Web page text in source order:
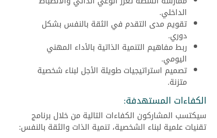
الداخلي.
تقويم مدى التقدم في الثقة بالنفس بشكل
دوري.
ربط مفاهيم التنمية الذاتية بالأداء المهني
اليومي.
تصميم استراتيجيات طويلة الأجل لبناء شخصية
متزنة.
الكفاءات المستهدفة:
سيكتسب المشاركون الكفاءات التالية من خلال برنامج
تقنيات علمية لبناء الشخصية، تنمية الذات والثقة بالنفس: